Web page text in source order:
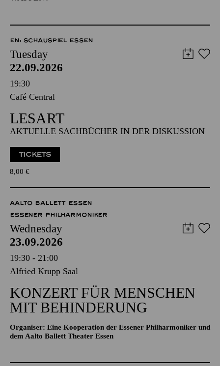
EN: SCHAUSPIEL ESSEN
Tuesday
22.09.2026
19:30
Café Central
LESART
AKTUELLE SACHBÜCHER IN DER DISKUSSION
TICKETS
8,00 €
AALTO BALLETT ESSEN
ESSENER PHILHARMONIKER
Wednesday
23.09.2026
19:30 - 21:00
Alfried Krupp Saal
KONZERT FÜR MENSCHEN
MIT BEHINDERUNG
Organiser: Eine Kooperation der Essener Philharmoniker und
dem Aalto Ballett Theater Essen